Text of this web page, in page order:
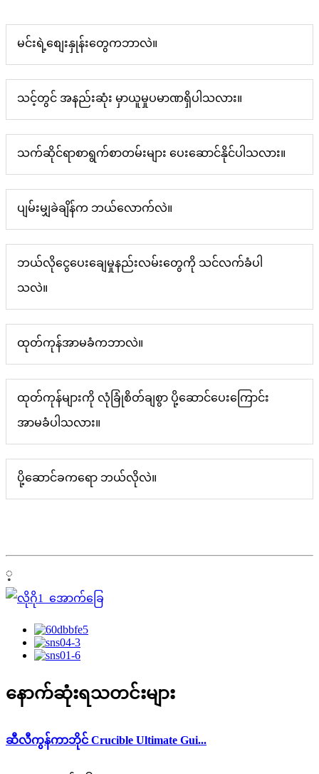
မင်းရဲ့စျေးနှုန်းတွေကဘာလဲ။
သင့်တွင် အနည်းဆုံး မှာယူမှုပမာဏရှိပါသလား။
သက်ဆိုင်ရာစာရွက်စာတမ်းများ ပေးဆောင်နိုင်ပါသလား။
ပျမ်းမျှခဲချိန်က ဘယ်လောက်လဲ။
ဘယ်လိုငွေပေးချေမှုနည်းလမ်းတွေကို သင်လက်ခံပါ
သလဲ။
ထုတ်ကုန်အာမခံကဘာလဲ။
ထုတ်ကုန်များကို လုံခြုံစိတ်ချစွာ ပို့ဆောင်ပေးကြောင်း
အာမခံပါသလား။
ပို့ဆောင်ခကရော ဘယ်လိုလဲ။
့
နောက်ဆုံးရသတင်းများ
ဆီလီကွန်ကာဘိုင် Crucible Ultimate Gui...